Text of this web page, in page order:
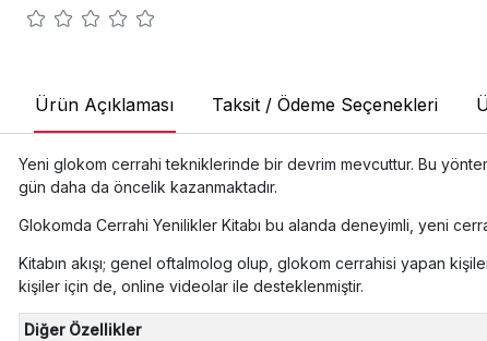
Ürün Açıklaması Taksit / Ödeme Seçenekleri
Yeni glokom cerrahi tekniklerinde bir devrim mevcuttur. Bu
gün daha da öncelik kazanmaktadır.
Glokomda Cerrahi Yenilikler Kitabı bu alanda deneyimli, yeni
Kitabın akışı; genel oftalmolog olup, glokom cerrahisi yapan
kişiler için de, online videolar ile desteklenmiştir.
Diğer Özellikler